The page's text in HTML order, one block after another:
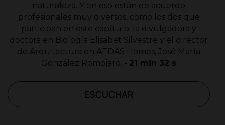
naturaleza. Y en eso están de acuerdo
profesionales muy diversos, como los dos que
participan en este capítulo: la divulgadora y
doctora en Biología Elisabet Silvestre y el director
de Arquitectura en AEDAS Homes, José María
González Romojaro. - 21 min 32 s
ESCUCHAR